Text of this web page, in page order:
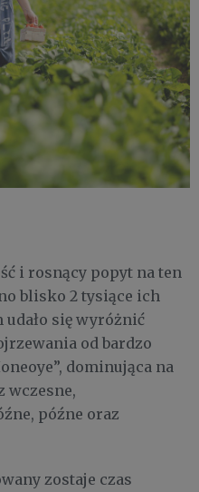
i rosnący popyt na ten
blisko 2 tysiące ich
się wyróżnić
od bardzo
dominująca na
wczesne,
późne oraz
zostaje czas